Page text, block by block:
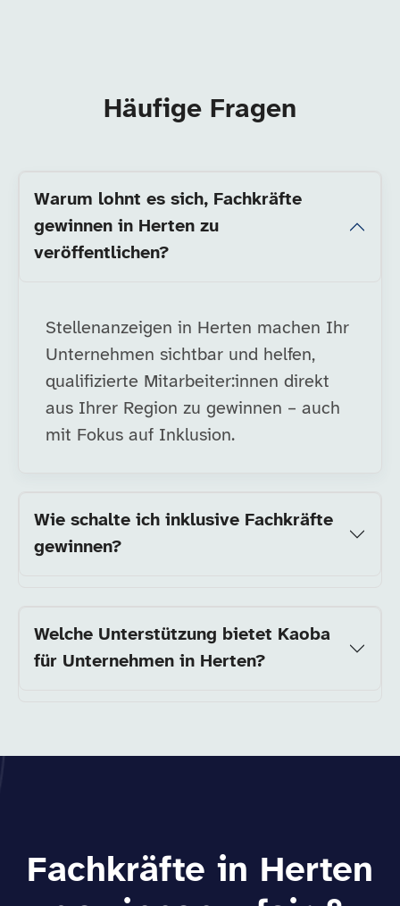
Häufige Fragen
Warum lohnt es sich, Fachkräfte
gewinnen in Herten zu
veröffentlichen?
Stellenanzeigen in Herten machen Ihr
Unternehmen sichtbar und helfen,
qualifizierte Mitarbeiter:innen direkt
aus Ihrer Region zu gewinnen – auch
mit Fokus auf Inklusion.
Wie schalte ich inklusive Fachkräfte
gewinnen?
Welche Unterstützung bietet Kaoba
für Unternehmen in Herten?
Fachkräfte in Herten